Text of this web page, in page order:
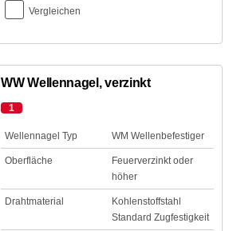
Vergleichen
WW Wellennagel, verzinkt
1
Wellennagel Typ WM Wellenbefestiger
Oberfläche
Feuerverzinkt oder
höher
Drahtmaterial
Kohlenstoffstahl
Standard Zugfestigkeit